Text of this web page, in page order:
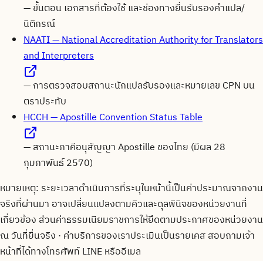
—ขั้นตอน เอกสารที่ต้องใช้ และช่องทางยื่นรับรองคำแปล/
นิติกรณ์
NAATI — National Accreditation Authority for Translators
and Interpreters
—การตรวจสอบสถานะนักแปลรับรองและหมายเลข CPN บน
ตราประทับ
HCCH — Apostille Convention Status Table
—สถานะภาคีอนุสัญญา Apostille ของไทย (มีผล 28
กุมภาพันธ์ 2570)
หมายเหตุ: ระยะเวลาดำเนินการที่ระบุในหน้านี้เป็นค่าประมาณจากงาน
จริงที่ผ่านมา อาจเปลี่ยนแปลงตามคิวและดุลพินิจของหน่วยงานที่
เกี่ยวข้อง ส่วนค่าธรรมเนียมราชการให้ยึดตามประกาศของหน่วยงาน
ณ วันที่ยื่นจริง · ค่าบริการของเราประเมินเป็นรายเคส สอบถามเจ้า
หน้าที่ได้ทางโทรศัพท์ LINE หรืออีเมล